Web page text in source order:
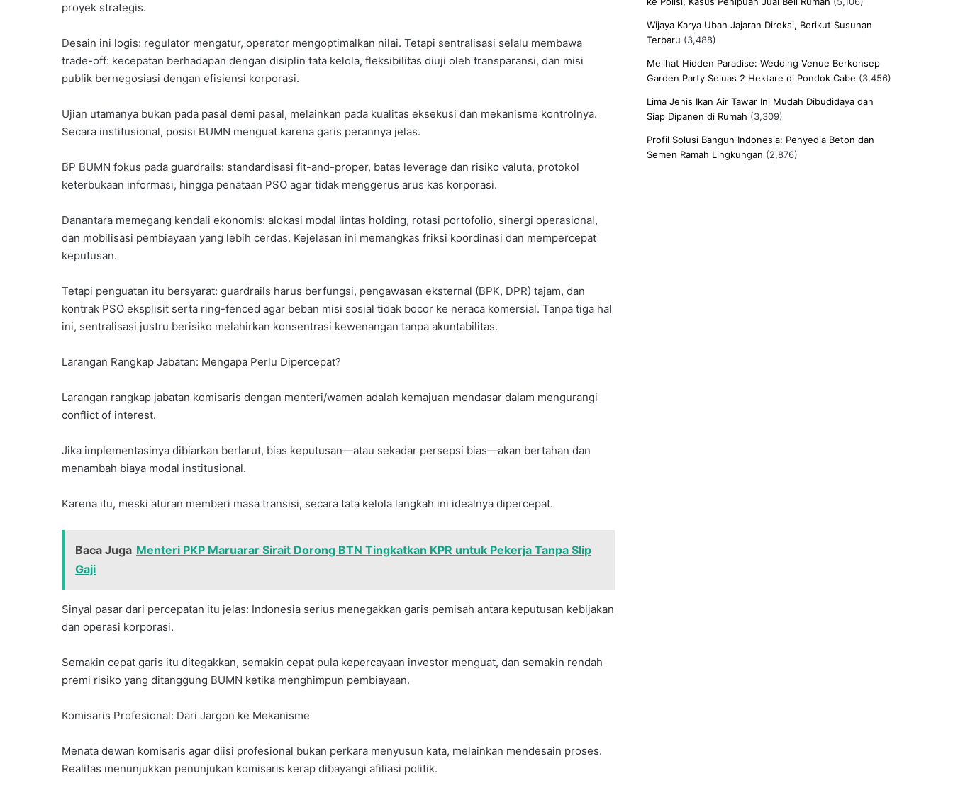
proyek strategis.
Desain ini logis: regulator mengatur, operator mengoptimalkan nilai. Tetapi sentralisasi selalu membawa
trade-off: kecepatan berhadapan dengan disiplin tata kelola, fleksibilitas diuji oleh transparansi, dan misi
publik bernegosiasi dengan efisiensi korporasi.
Ujian utamanya bukan pada pasal demi pasal, melainkan pada kualitas eksekusi dan mekanisme kontrolnya.
Secara institusional, posisi BUMN menguat karena garis perannya jelas.
BP BUMN fokus pada guardrails: standardisasi fit-and-proper, batas leverage dan risiko valuta, protokol
keterbukaan informasi, hingga penataan PSO agar tidak menggerus arus kas korporasi.
Danantara memegang kendali ekonomis: alokasi modal lintas holding, rotasi portofolio, sinergi operasional,
dan mobilisasi pembiayaan yang lebih cerdas. Kejelasan ini memangkas friksi koordinasi dan mempercepat
keputusan.
Tetapi penguatan itu bersyarat: guardrails harus berfungsi, pengawasan eksternal (BPK, DPR) tajam, dan
kontrak PSO eksplisit serta ring-fenced agar beban misi sosial tidak bocor ke neraca komersial. Tanpa tiga hal
ini, sentralisasi justru berisiko melahirkan konsentrasi kewenangan tanpa akuntabilitas.
Larangan Rangkap Jabatan: Mengapa Perlu Dipercepat?
Larangan rangkap jabatan komisaris dengan menteri/wamen adalah kemajuan mendasar dalam mengurangi
conflict of interest.
Jika implementasinya dibiarkan berlarut, bias keputusan—atau sekadar persepsi bias—akan bertahan dan
menambah biaya modal institusional.
Karena itu, meski aturan memberi masa transisi, secara tata kelola langkah ini idealnya dipercepat.
Baca Juga Menteri PKP Maruarar Sirait Dorong BTN Tingkatkan KPR untuk Pekerja Tanpa Slip
Gaji
Sinyal pasar dari percepatan itu jelas: Indonesia serius menegakkan garis pemisah antara keputusan kebijakan
dan operasi korporasi.
Semakin cepat garis itu ditegakkan, semakin cepat pula kepercayaan investor menguat, dan semakin rendah
premi risiko yang ditanggung BUMN ketika menghimpun pembiayaan.
Komisaris Profesional: Dari Jargon ke Mekanisme
Menata dewan komisaris agar diisi profesional bukan perkara menyusun kata, melainkan mendesain proses.
Realitas menunjukkan penunjukan komisaris kerap dibayangi afiliasi politik.
Wijaya Karya Ubah Jajaran Direksi, Berikut Susunan
Terbaru (3,488)
Melihat Hidden Paradise: Wedding Venue Berkonsep
Garden Party Seluas 2 Hektare di Pondok Cabe (3,456)
Lima Jenis Ikan Air Tawar Ini Mudah Dibudidaya dan
Siap Dipanen di Rumah (3,309)
Profil Solusi Bangun Indonesia: Penyedia Beton dan
Semen Ramah Lingkungan (2,876)